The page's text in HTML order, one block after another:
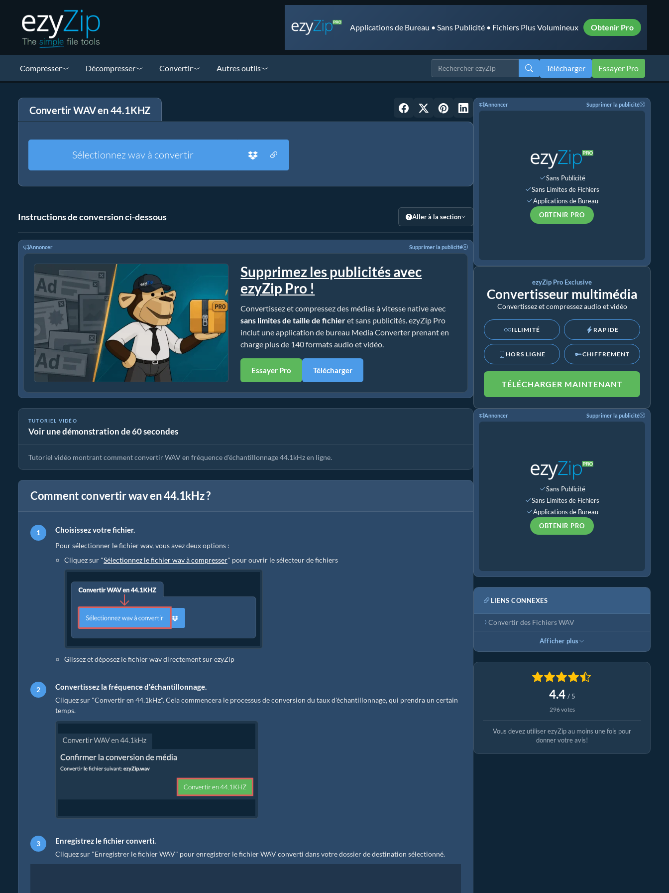
Applications de Bureau • Sans Publicité • Fichiers Plus Volumineux Obtenir Pro
Compresser Décompresser Convertir Autres outils Télécharger Essayer Pro
Convertir WAV en 44.1KHZ
Sélectionnez wav à convertir
Instructions de conversion ci-dessous Aller à la section
Annoncer Supprimer la publicité
Supprimez les publicités avec
ezyZip Pro !
Convertissez et compressez des médias à vitesse native avec
sans limites de taille de fichieret sans publicités. ezyZip Pro
inclut une application de bureau Media Converter prenant en
charge plus de 140 formats audio et vidéo.
Essayer Pro Télécharger
TUTORIEL VIDÉO
Voir une démonstration de 60 secondes
Convertir WAV en fréquence d'échantillonnage 44.1kHz (Guide simple)
Tutoriel vidéo montrant comment convertir WAV en fréquence d'échantillonnage 44.1kHz en ligne.
Comment convertir wav en 44.1kHz ?
Choisissez votre fichier.
Pour sélectionner le fichier wav, vous avez deux options :
Cliquez sur "Sélectionnez le fichier wav à compresser" pour ouvrir le sélecteur de fichiers
Glissez et déposez le fichier wav directement sur ezyZip
Convertissez la fréquence d'échantillonnage.
Cliquez sur "Convertir en 44.1kHz". Cela commencera le processus de conversion du taux d'échantillonnage, qui prendra un certain
temps.
Enregistrez le fichier converti.
Cliquez sur "Enregistrer le fichier WAV" pour enregistrer le fichier WAV converti dans votre dossier de destination sélectionné.
Annoncer Supprimer la publicité
Sans Publicité
Sans Limites de Fichiers
Applications de Bureau
OBTENIR PRO
ezyZip Pro Exclusive
Convertisseur multimédia
Convertissez et compressez audio et vidéo
ILLIMITÉ RAPIDE
HORS LIGNE CHIFFREMENT
TÉLÉCHARGER MAINTENANT
Annoncer Supprimer la publicité
Sans Publicité
Sans Limites de Fichiers
Applications de Bureau
OBTENIR PRO
LIENS CONNEXES
Convertir des Fichiers WAV
Afficher plus
4.4 / 5
296 votes
Vous devez utiliser ezyZip au moins une fois pour
donner votre avis!